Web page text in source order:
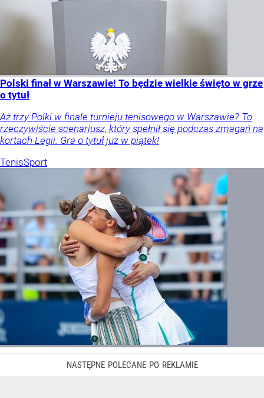
Polski finał w Warszawie! To będzie wielkie święto w grze
o tytuł
Aż trzy Polki w finale turnieju tenisowego w Warszawie? To
rzeczywiście scenariusz, który spełnił się podczas zmagań na
kortach Legii. Gra o tytuł już w piątek!
TenisSport